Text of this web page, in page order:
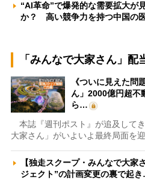
“AI革命”で爆発的な需要拡大が
か？ 高い競争力を持つ中国の
「みんなで大家さん」
《ついに見えた問
ん」2000億円超不
ら…
本誌『週刊ポスト』が追及して
大家さん」がいよいよ最終局面を
【独走スクープ・みんなで大家
ジェクト”の計画変更の裏で起